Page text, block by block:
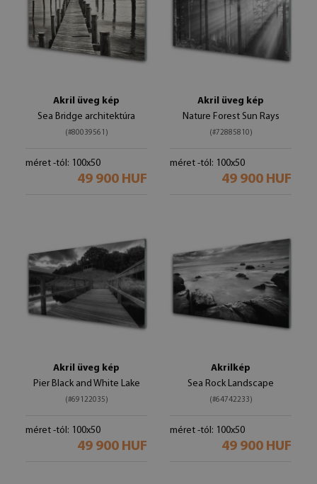
Akril üveg kép
Sea Bridge architektúra
(#80039561)
méret -tól: 100x50
49 900 HUF
Akril üveg kép
Nature Forest Sun Rays
(#72885810)
méret -tól: 100x50
49 900 HUF
Akril üveg kép
Pier Black and White Lake
(#69122035)
méret -tól: 100x50
49 900 HUF
Akrilkép
Sea Rock Landscape
(#64742233)
méret -tól: 100x50
49 900 HUF